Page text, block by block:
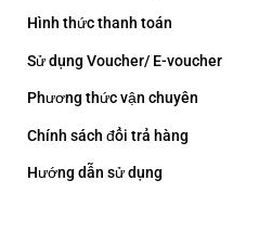
Hình thức thanh toán
Sử dụng Voucher/ E-voucher
Phương thức vận chuyên
Chính sách đổi trả hàng
Hướng dẫn sử dụng